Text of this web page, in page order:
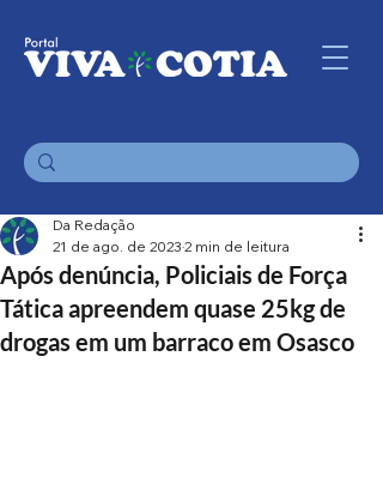
Após denúncia, Policiais de Força
Tática apreendem quase 25kg de
drogas em um barraco em Osasco
Da Redação
21 de ago. de 2023 2 min de leitura